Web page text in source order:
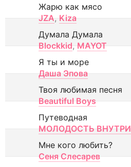
Жарю как мясо
JZA, Kiza
Думала Думала
Blockkid, MAYOT
Я ты и море
Даша Эпова
Твоя любимая песня
Beautiful Boys
Путеводная
МОЛОДОСТЬ ВНУТРИ
Мне кого любить?
Сеня Слесарев